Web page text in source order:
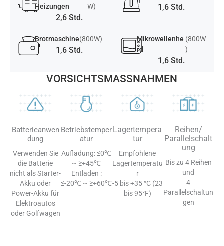
Heizungen
W)
2,6 Std.
1,6 Std.
Brotmaschine(800W)
1,6 Std.
Mikrowellenhe
rd
(800W
)
1,6 Std.
VORSICHTSMASSNAHMEN
Batterieanwen
dung
Verwenden Sie
die Batterie
nicht als Starter-
Akku oder
Power-Akku für
Elektroautos
oder Golfwagen
Betriebstemper
atur
Aufladung: ≤0℃
~ ≥+45℃
Entladen :
≤-20℃ ~ ≥+60℃
Lagertempera
tur
Empfohlene
Lagertemperatu
r
-5 bis +35 °C (23
bis 95°F)
Reihen/
Parallelschalt
ung
Bis zu 4 Reihen
und
4
Parallelschaltun
gen